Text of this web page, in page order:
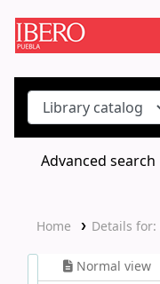
Advanced search
Home Details for:
Normal view